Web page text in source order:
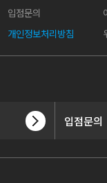
입점문의
개인정보처리방침
입점문의